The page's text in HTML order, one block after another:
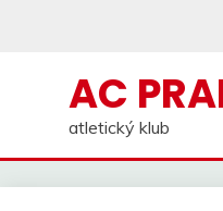
AC
atletický klub